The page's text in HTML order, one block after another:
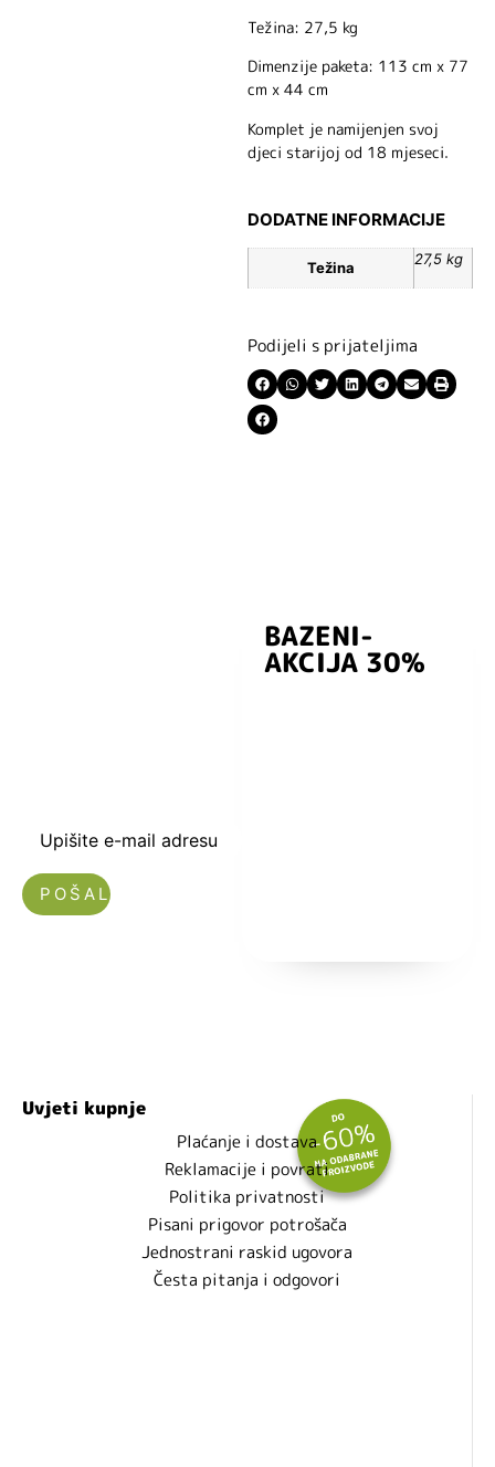
Težina: 27,5 kg
Dimenzije paketa: 113 cm x 77
cm x 44 cm
Komplet je namijenjen svoj
djeci starijoj od 18 mjeseci.
DODATNE INFORMACIJE
Težina 27,5 kg
Podijeli s prijateljima
Upišite e-mail adresu
BAZENI-
AKCIJA 30%
Uvjeti kupnje
Plaćanje i dostava
Reklamacije i povrati
Politika privatnosti
Pisani prigovor potrošača
Jednostrani raskid ugovora
Česta pitanja i odgovori